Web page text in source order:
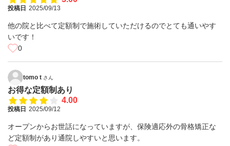
投稿日 2025/09/13
他の院と比べて定額制で施術していただけるのでとても通いやす
いです！
0
tomo t さん
お得な定額制あり
4.00
投稿日 2025/09/12
オープンからお世話になっていますが、保険適応外の骨格矯正な
ど定額制があり通院しやすいと思います。